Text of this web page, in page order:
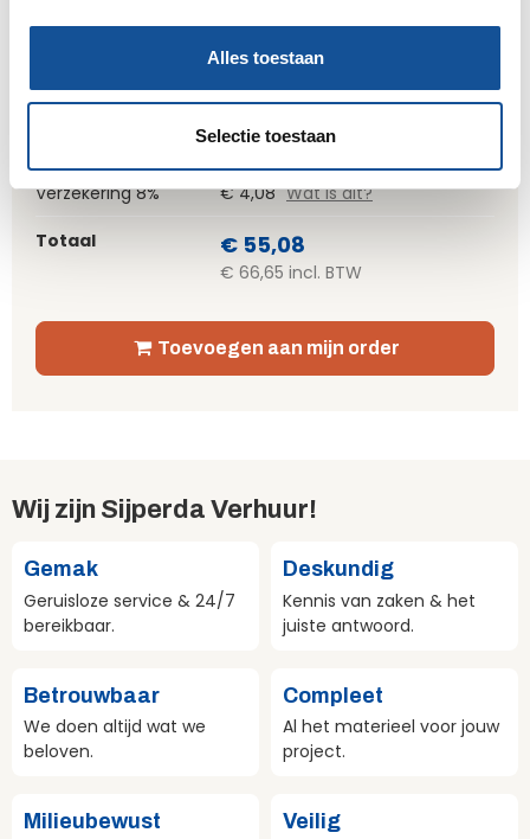
e
Alles toestaan
Selectie toestaan
€ 61,71 incl. BTW
Verzekering 8%
€ 4,08 Wat is dit?
Totaal
€ 55,08
€ 66,65 incl. BTW
Toevoegen aan mijn order
Wij zijn Sijperda Verhuur!
Gemak
Geruisloze service & 24/7
bereikbaar.
Deskundig
Kennis van zaken & het
juiste antwoord.
Betrouwbaar
We doen altijd wat we
beloven.
Compleet
Al het materieel voor jouw
project.
Milieubewust
Veilig